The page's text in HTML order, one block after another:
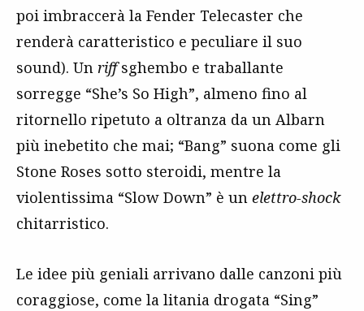
poi imbraccerà la Fender Telecaster che
renderà caratteristico e peculiare il suo
sound). Un riffsghembo e traballante
sorregge “She’s So High”, almeno fino al
ritornello ripetuto a oltranza da un Albarn
più inebetito che mai; “Bang” suona come gli
Stone Roses sotto steroidi, mentre la
violentissima “Slow Down” è un elettro-shock
chitarristico.
Le idee più geniali arrivano dalle canzoni più
coraggiose, come la litania drogata “Sing”